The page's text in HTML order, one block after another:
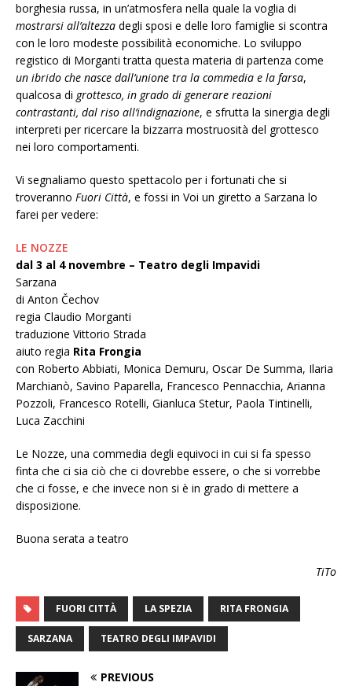
borghesia russa, in un’atmosfera nella quale la voglia di
mostrarsi all’altezza degli sposi e delle loro famiglie si scontra
con le loro modeste possibilità economiche. Lo sviluppo
registico di Morganti tratta questa materia di partenza come
un ibrido che nasce dall’unione tra la commedia e la farsa,
qualcosa di grottesco, in grado di generare reazioni
contrastanti, dal riso all’indignazione, e sfrutta la sinergia degli
interpreti per ricercare la bizzarra mostruosità del grottesco
nei loro comportamenti.
Vi segnaliamo questo spettacolo per i fortunati che si
troveranno Fuori Città, e fossi in Voi un giretto a Sarzana lo
farei per vedere:
LE NOZZE
dal 3 al 4 novembre – Teatro degli Impavidi
Sarzana
di Anton Čechov
regia Claudio Morganti
traduzione Vittorio Strada
aiuto regia Rita Frongia
con Roberto Abbiati, Monica Demuru, Oscar De Summa, Ilaria
Marchianò, Savino Paparella, Francesco Pennacchia, Arianna
Pozzoli, Francesco Rotelli, Gianluca Stetur, Paola Tintinelli,
Luca Zacchini
Le Nozze, una commedia degli equivoci in cui si fa spesso
finta che ci sia ciò che ci dovrebbe essere, o che si vorrebbe
che ci fosse, e che invece non si è in grado di mettere a
disposizione.
Buona serata a teatro
TiTo
FUORI CITTÀ LA SPEZIA RITA FRONGIA
SARZANA TEATRO DEGLI IMPAVIDI
PREVIOUS